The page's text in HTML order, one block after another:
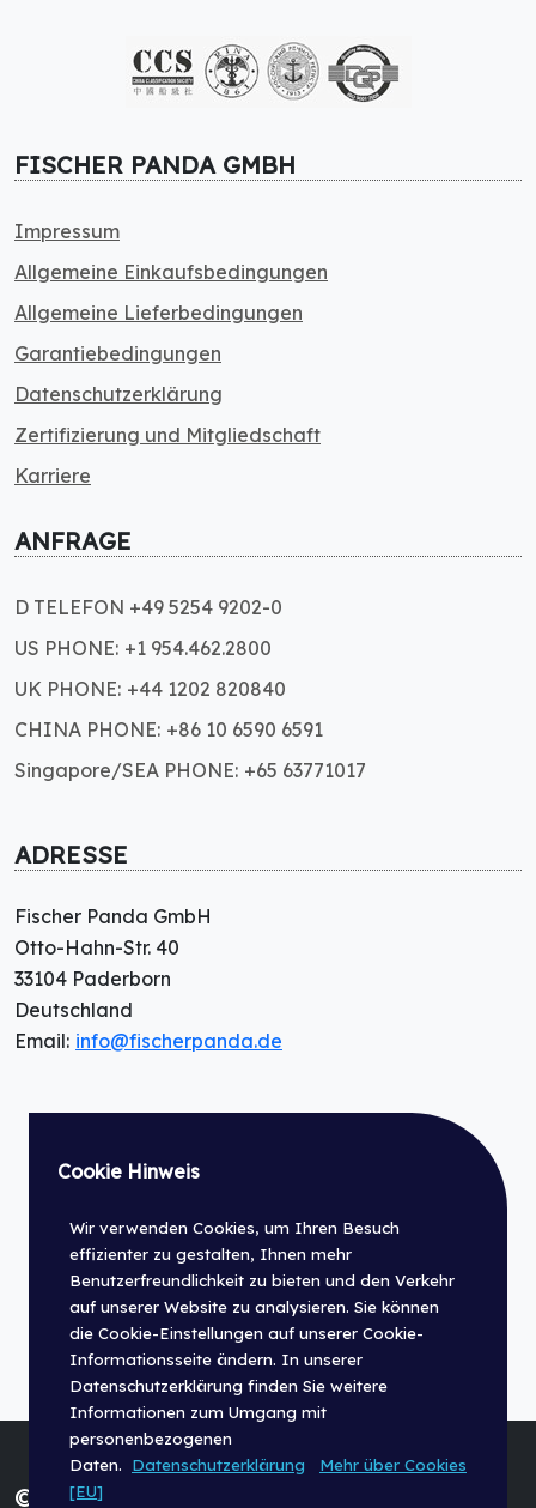
Cookie Hinweis
Wir verwenden Cookies, um Ihren Besuch
effizienter zu gestalten, Ihnen mehr
Benutzerfreundlichkeit zu bieten und den Verkehr
auf unserer Website zu analysieren. Sie können
die Cookie-Einstellungen auf unserer Cookie-
Informationsseite ändern. In unserer
Datenschutzerklärung finden Sie weitere
Informationen zum Umgang mit
personenbezogenen
Daten. Datenschutzerklärung
Mehr über Cookies
[EU]
FISCHER PANDA GMBH
Impressum
Allgemeine Einkaufsbedingungen
Allgemeine Lieferbedingungen
Garantiebedingungen
Datenschutzerklärung
Zertifizierung und Mitgliedschaft
Karriere
ANFRAGE
D TELEFON +49 5254 9202-0
US PHONE: +1 954.462.2800
UK PHONE: +44 1202 820840
CHINA PHONE: +86 10 6590 6591
Singapore/SEA PHONE: +65 63771017
ADRESSE
Fischer Panda GmbH
Otto-Hahn-Str. 40
33104 Paderborn
Deutschland
Email: info@fischerpanda.de
© Fischer Panda GmbH 2026